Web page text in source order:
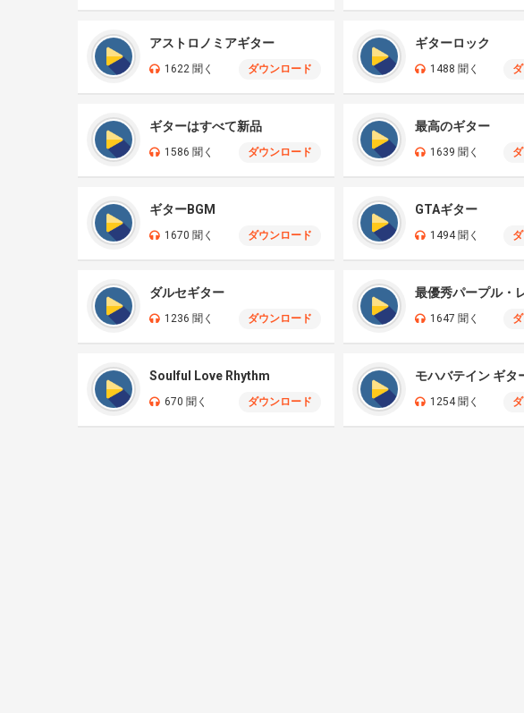
アストロノミアギター
1622 聞く ダウンロード
ギターロック
1488 聞く
ギターはすべて新品
1586 聞く ダウンロード
最高のギター
1639 聞く
ギターBGM
1670 聞く ダウンロード
GTAギター
1494 聞く
ダルセギター
1236 聞く ダウンロード 1647 聞く
Soulful Love Rhythm
670 聞く ダウンロード
モハバテイン ギタ
1254 聞く